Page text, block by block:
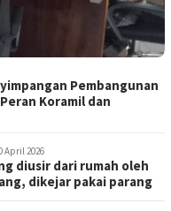
Pembangunan
Koramil dan
April 2026
diusir dari rumah oleh
dikejar pakai parang